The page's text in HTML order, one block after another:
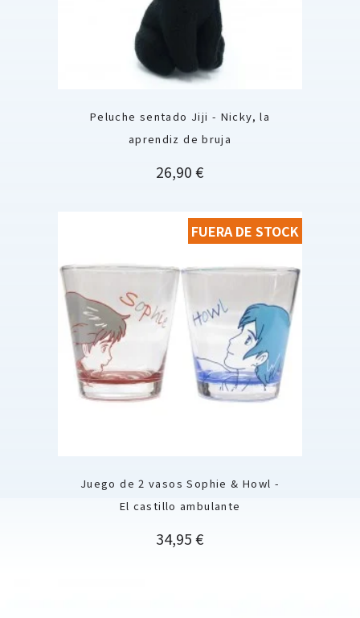
Peluche sentado Jiji - Nicky, la
aprendiz de bruja
Precio
26,90 €
Juego de 2 vasos Sophie & Howl -
El castillo ambulante
Precio
34,95 €
FUERA DE STOCK